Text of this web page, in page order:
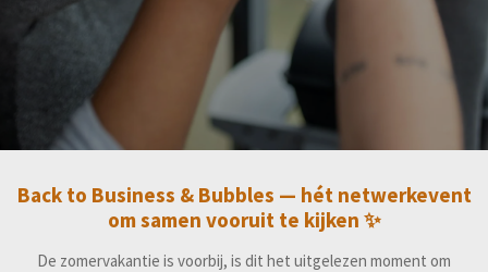
Back to Business & Bubbles — hét netwerkevent
om samen vooruit te kijken ✨
De zomervakantie is voorbij, is dit het uitgelezen moment om